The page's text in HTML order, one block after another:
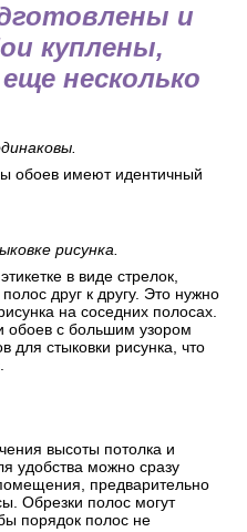
и
куплены,
несколько
обоев имеют идентичный
рисунка.
в виде стрелок,
друг к другу. Это нужно
на соседних полосах.
обоев с большим узором
для стыковки рисунка, что
высоты потолка и
удобства можно сразу
предварительно
Обрезки полос могут
порядок полос не